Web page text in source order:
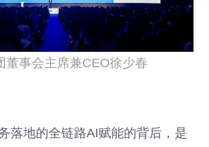
董事会主席兼CEO徐少春
落地的全链路AI赋能的背后，是